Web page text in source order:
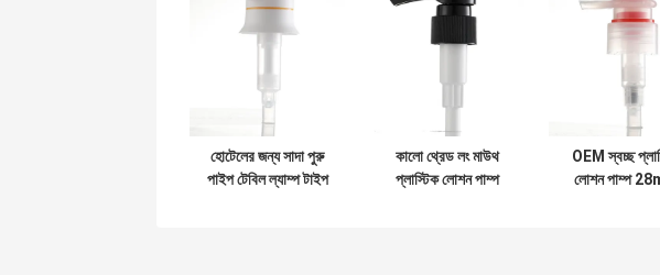
হোটেলের জন্য সাদা পুরু
পাইপ টেবিল ল্যাম্প টাইপ
কালো থ্রেড লং মাউথ
প্লাস্টিক লোশন পাম্প
OEM স্বচ্ছ
লোশন পাম্প